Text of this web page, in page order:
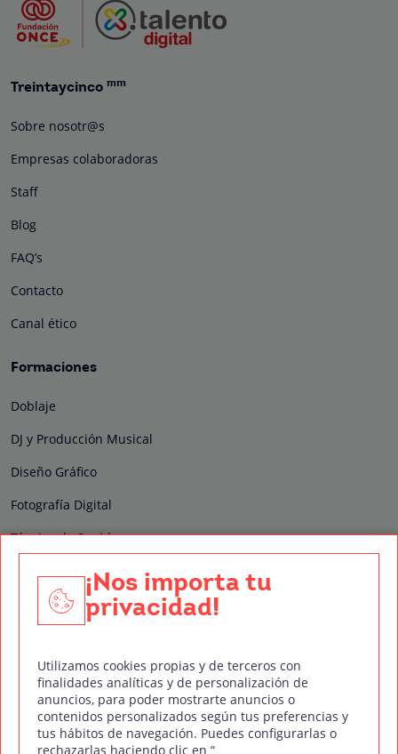
Treintaycinco mm
Sobre nosotr@s
Empresas colaboradoras
Staff
Blog
FAQ’s
Contacto
Canal ético
Formaciones
Doblaje
DJ y Producción Musical
Diseño Gráfico
Fotografía Digital
Técnico de Sonido
Edición y Postproducción de Vídeo
Nuestros sellos de calidad
Síguenos en Redes Sociales
¡Nos importa tu
privacidad!
Utilizamos cookies propias y de terceros con
finalidades analíticas y de personalización de
anuncios, para poder mostrarte anuncios o
contenidos personalizados según tus preferencias y
tus hábitos de navegación. Puedes configurarlas o
rechazarlas haciendo clic en “